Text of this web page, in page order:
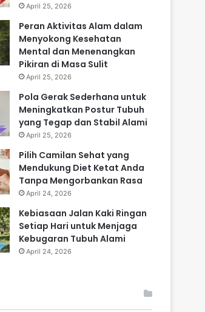
April 25, 2026
Peran Aktivitas Alam dalam
Menyokong Kesehatan
Mental dan Menenangkan
Pikiran di Masa Sulit
April 25, 2026
Pola Gerak Sederhana untuk
Meningkatkan Postur Tubuh
yang Tegap dan Stabil Alami
April 25, 2026
Pilih Camilan Sehat yang
Mendukung Diet Ketat Anda
Tanpa Mengorbankan Rasa
April 24, 2026
Kebiasaan Jalan Kaki Ringan
Setiap Hari untuk Menjaga
Kebugaran Tubuh Alami
April 24, 2026